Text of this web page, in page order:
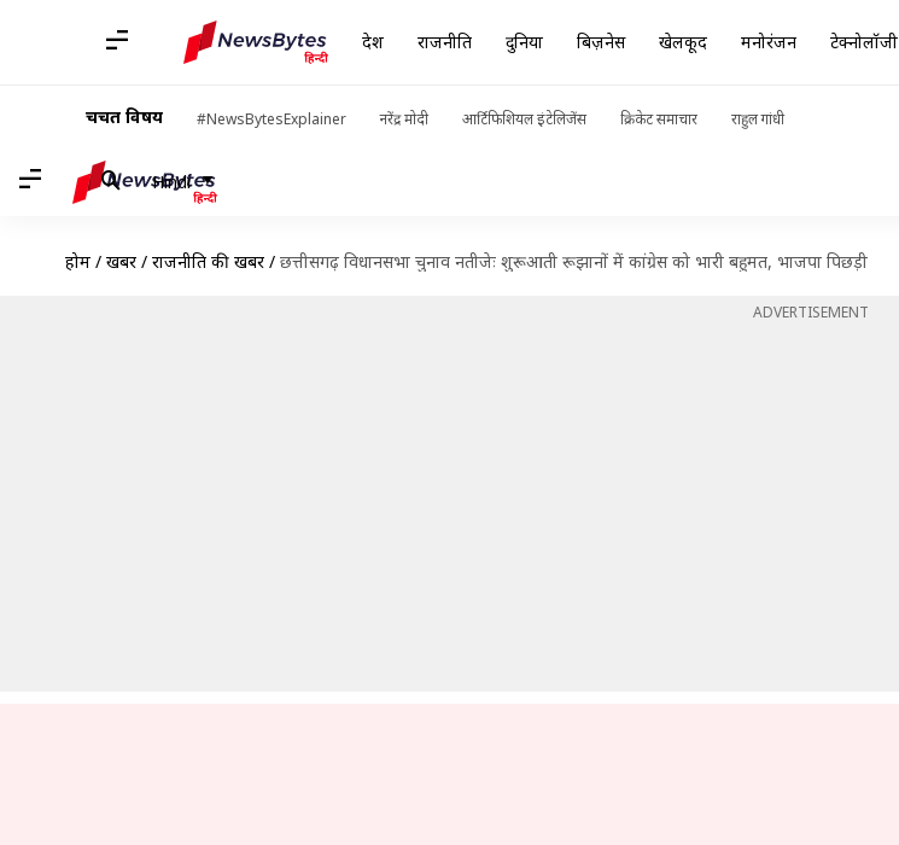
देश राजनीति दुनिया बिज़नेस खेलकूद मनोरंजन टेक्नोलॉजी
चर्चित विषय #NewsBytesExplainer नरेंद्र मोदी आर्टिफिशियल इंटेलिजेंस क्रिकेट समाचार राहुल गांधी
Hindi
होम / खबरें / राजनीति की खबरें / छत्तीसगढ़ विधानसभा चुनाव नतीजेः शुरूआती रूझानों में कांग्रेस को भारी बहुमत, भाजपा पिछड़ी
ADVERTISEMENT